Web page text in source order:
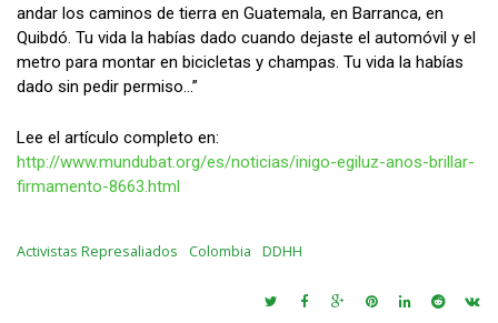
andar los caminos de tierra en Guatemala, en Barranca, en
Quibdó. Tu vida la habías dado cuando dejaste el automóvil y el
metro para montar en bicicletas y champas. Tu vida la habías
dado sin pedir permiso…”
Lee el artículo completo en:
http://www.mundubat.org/es/noticias/inigo-egiluz-anos-brillar-
firmamento-8663.html
Activistas Represaliados Colombia DDHH